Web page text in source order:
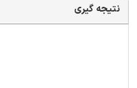
نتیجه گیری